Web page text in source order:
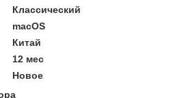
Классический
macOS
Китай
12 мес
Новое